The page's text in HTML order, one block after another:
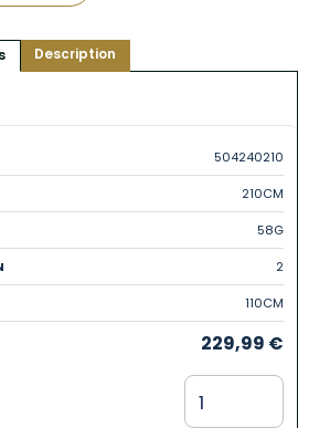
Description
504240210
210CM
58G
2
110CM
229,99 €